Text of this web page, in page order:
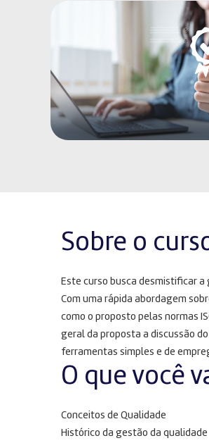
Sobre o
Este curso busca desmistificar
Com uma rápida abordagem
como o proposto pelas normas
geral da proposta a discussão
ferramentas simples e de
O que você
Conceitos de Qualidade
Histórico da gestão da qualidade